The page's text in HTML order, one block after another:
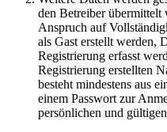
den Betreiber
Anspruch auf
als Gast erstellt werden,
Registrierung erfasst
Registrierung erstellten
besteht mindestens aus
einem Passwort zur
persönlichen und